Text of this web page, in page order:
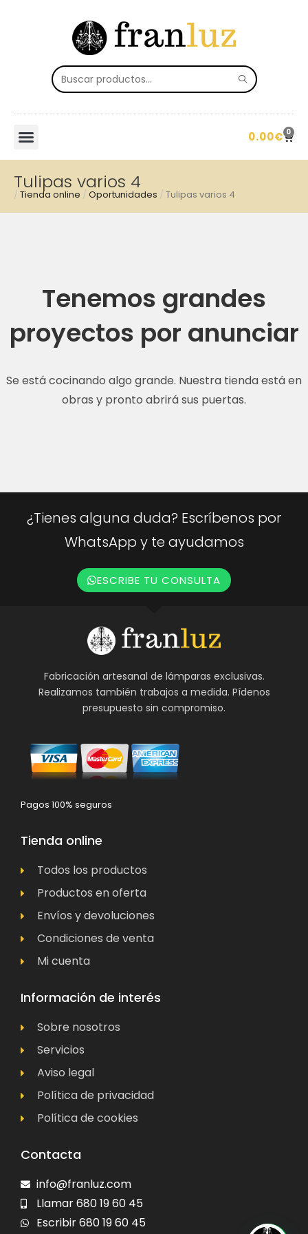
0.00€ 0
Tulipas varios 4
/ Tienda online / Oportunidades / Tulipas varios 4
Tenemos grandes
proyectos por anunciar
Se está cocinando algo grande. Nuestra tienda está en
obras y pronto abrirá sus puertas.
¿Tienes alguna duda? Escríbenos por
WhatsApp y te ayudamos
ESCRIBE TU CONSULTA
Fabricación artesanal de lámparas exclusivas.
Realizamos también trabajos a medida. Pídenos
presupuesto sin compromiso.
Pagos 100% seguros
Tienda online
Todos los productos
Productos en oferta
Envíos y devoluciones
Condiciones de venta
Mi cuenta
Información de interés
Sobre nosotros
Servicios
Aviso legal
Política de privacidad
Política de cookies
Contacta
info@franluz.com
Llamar 680 19 60 45
Escribir 680 19 60 45